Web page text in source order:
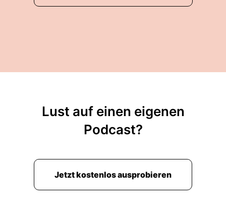
Lust auf einen eigenen
Podcast?
Jetzt kostenlos ausprobieren